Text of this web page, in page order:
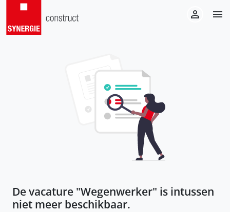
De vacature "Wegenwerker" is intussen
niet meer beschikbaar.